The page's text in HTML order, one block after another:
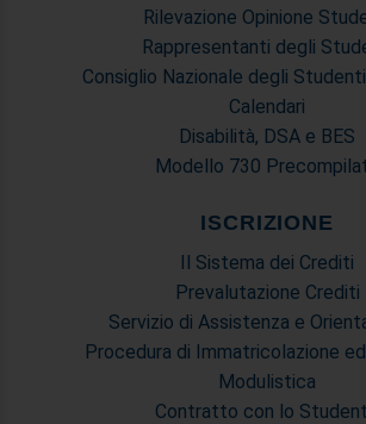
Rilevazione Opinione
Rappresentanti degli
Consiglio Nazionale degli
Calendari
Disabilità, DSA e BES
Modello 730
ISCRIZIONE
Il Sistema dei Crediti
Prevalutazione Crediti
Servizio di Assistenza e
Procedura di Immatricolazione
Modulistica
Contratto con lo